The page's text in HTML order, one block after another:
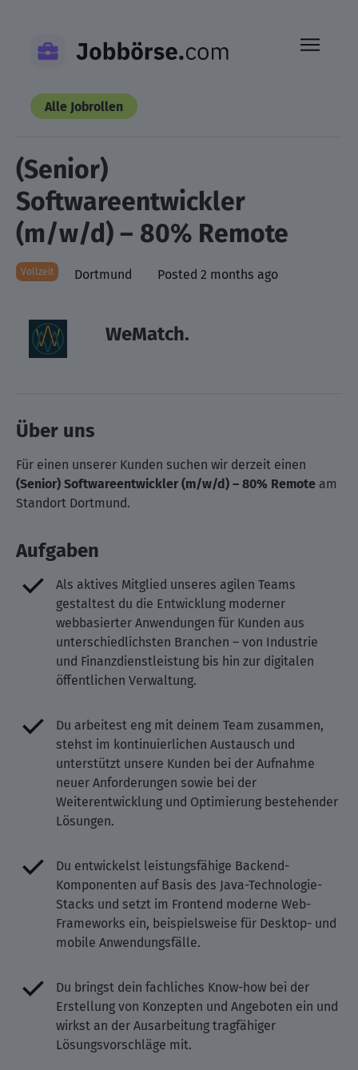
content
Alle Jobrollen
(Senior)
Softwareentwickler
(m/w/d) – 80% Remote
Vollzeit Dortmund Posted 2 months ago
WeMatch.
Über uns
Für einen unserer Kunden suchen wir derzeit einen
(Senior) Softwareentwickler (m/w/d) – 80% Remote am
Standort Dortmund.
Aufgaben
Als aktives Mitglied unseres agilen Teams
gestaltest du die Entwicklung moderner
webbasierter Anwendungen für Kunden aus
unterschiedlichsten Branchen – von Industrie
und Finanzdienstleistung bis hin zur digitalen
öffentlichen Verwaltung.
Du arbeitest eng mit deinem Team zusammen,
stehst im kontinuierlichen Austausch und
unterstützt unsere Kunden bei der Aufnahme
neuer Anforderungen sowie bei der
Weiterentwicklung und Optimierung bestehender
Lösungen.
Du entwickelst leistungsfähige Backend-
Komponenten auf Basis des Java-Technologie-
Stacks und setzt im Frontend moderne Web-
Frameworks ein, beispielsweise für Desktop- und
mobile Anwendungsfälle.
Du bringst dein fachliches Know-how bei der
Erstellung von Konzepten und Angeboten ein und
wirkst an der Ausarbeitung tragfähiger
Lösungsvorschläge mit.